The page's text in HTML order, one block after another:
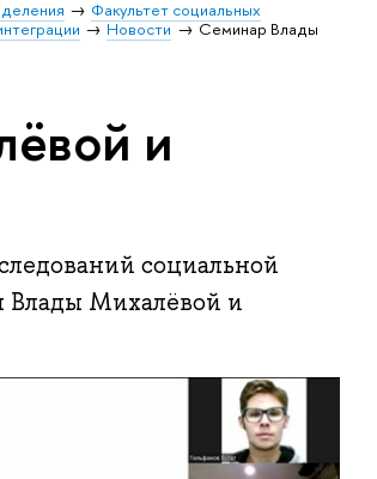
Факультет социальных
Новости
Семинар Влады
и
социальной
Влады Михалёвой и